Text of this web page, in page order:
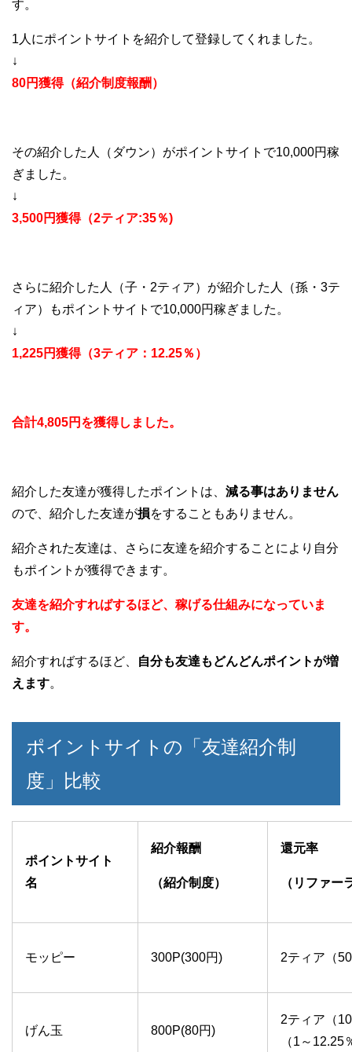
す。
1人にポイントサイトを紹介して登録してくれました。
↓
80円獲得（紹介制度報酬）
その紹介した人（ダウン）がポイントサイトで10,000円稼
ぎました。
↓
3,500円獲得（2ティア:35％)
さらに紹介した人（子・2ティア）が紹介した人（孫・3テ
ィア）もポイントサイトで10,000円稼ぎました。
↓
1,225円獲得（3ティア：12.25％）
合計4,805円を獲得しました。
紹介した友達が獲得したポイントは、 減る事はありません
ので、紹介した友達が損をすることもありません。
紹介された友達は、さらに友達を紹介することにより自分
もポイントが獲得できます。
友達を紹介すればするほど、稼げる仕組みになっていま
す。
紹介すればするほど、
自分も友達もどんどんポイントが増
えます。
ポイントサイトの「友達紹介制
度」比較
ポイントサイト
名
紹介報酬
（紹介制度）
還元率
（リファー
モッピー 300P(300円) 2ティア（
げん玉 800P(80円)
2ティア（
（1～12.25